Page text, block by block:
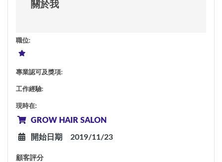
關於我
職位:
專業認可及獎項:
工作經驗:
現時在:
GROW HAIR SALON
開始日期 2019/11/23
顧客評分